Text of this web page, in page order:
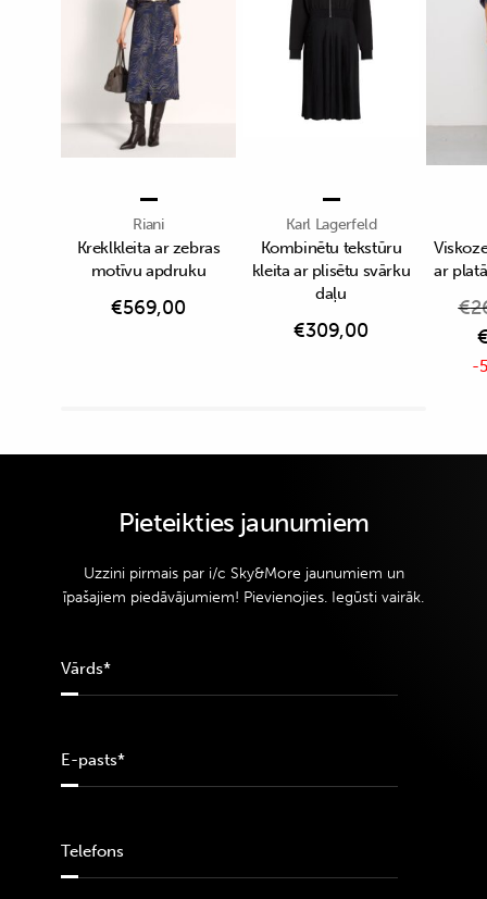
Riani
Kreklkleita ar zebras
motīvu apdruku
€569,00
Karl Lagerfeld
Kombinētu tekstūru
kleita ar plisētu svārku
daļu
€309,00
ar
€
-
Pieteikties jaunumiem
Uzzini pirmais par i/c Sky&More jaunumiem un
īpašajiem piedāvājumiem! Pievienojies. Iegūsti vairāk.